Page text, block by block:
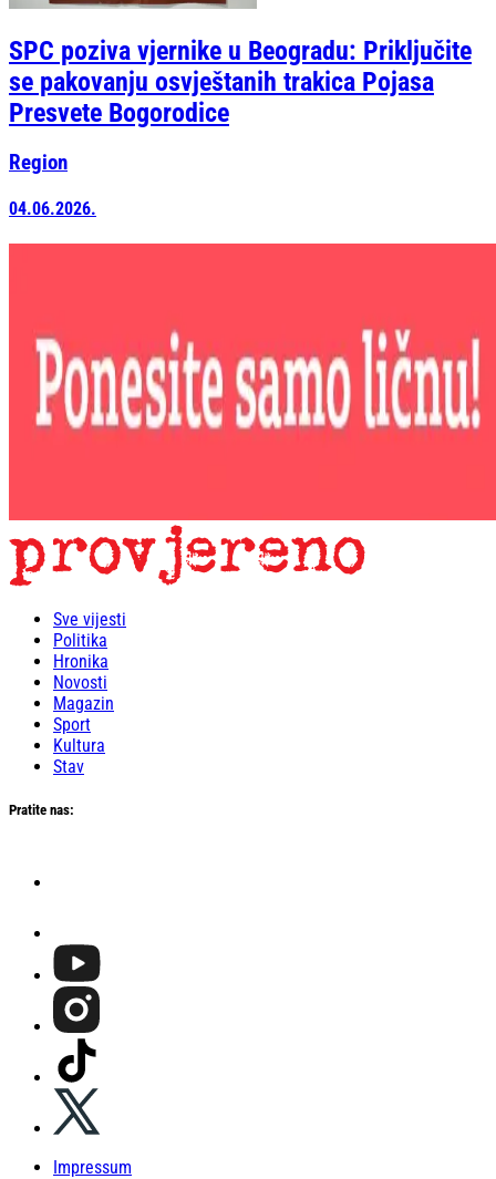
SPC poziva vjernike u Beogradu: Priključite
se pakovanju osvještanih trakica Pojasa
Presvete Bogorodice
Region
04.06.2026.
Sve vijesti
Politika
Hronika
Novosti
Magazin
Sport
Kultura
Stav
Pratite nas:
Impressum